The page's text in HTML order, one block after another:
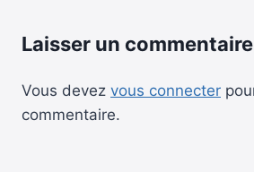
Laisser un commentaire
Vous devez vous connecter
commentaire.